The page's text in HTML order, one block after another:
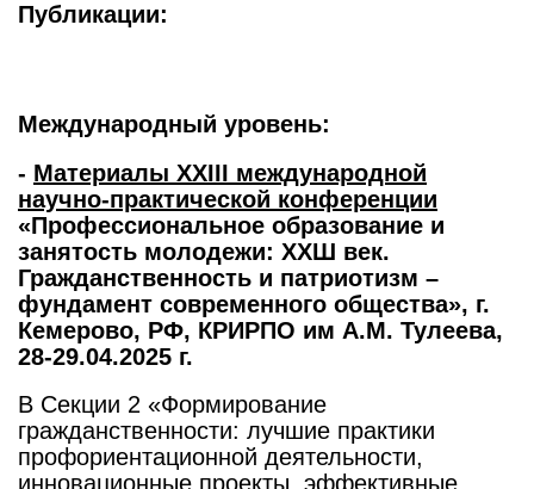
Публикации:
Международный уровень:
- Материалы ХХIII международной
научно-практической конференции
«Профессиональное образование и
занятость молодежи: ХХШ век.
Гражданственность и патриотизм –
фундамент современного общества», г.
Кемерово, РФ, КРИРПО им А.М. Тулеева,
28-29.04.2025 г.
В Секции 2 «Формирование
гражданственности: лучшие практики
профориентационной деятельности,
инновационные проекты, эффективные